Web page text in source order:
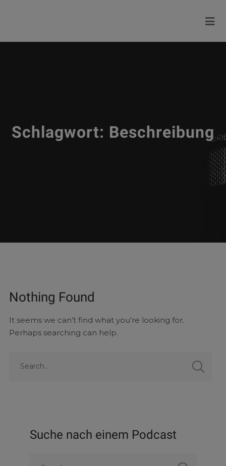
Schlagwort: Beschreibung
Nothing Found
It seems we can’t find what you’re looking for.
Perhaps searching can help.
Suche nach einem Podcast